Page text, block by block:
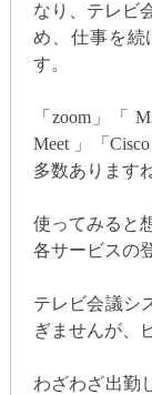
なり、テレビ
め、仕事を続
す。
「zoom」「
Meet 」「
多数あります
使ってみると
各サービスの
テレビ会議シ
ぎませんが、
わざわざ出勤